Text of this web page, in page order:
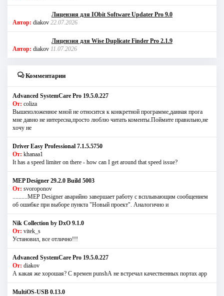
Лицензия для IObit Software Updater Pro 9.0
Автор: diakov 22.07.2026
Лицензия для Wise Duplicate Finder Pro 2.1.9
Автор: diakov 11.07.2026
Комментарии
Advanced SystemCare Pro 19.5.0.227
От: coliza
Вышеизложенное мной не относится к конкретной программе,данная прога
мне давно не интересна,просто люблю читать коменты.Поймите правильно,не
хочу не
Driver Easy Professional 7.1.5.5750
От: khanaa1
It has a speed limiter on there - how can I get around that speed issue?
MEP Designer 29.2.0 Build 5003
От: svoroponov
..........MEP Designer аварийно завершает работу с всплывающим сообщением
об ошибке при выборе пункта "Новый проект". Аналогично и
Nik Collection by DxO 9.1.0
От: vitek_s
Установил, все отлично!!!
Advanced SystemCare Pro 19.5.0.227
От: diakov
А какая же хорошая? С времен punshА не встречал качественных портах app
MultiOS-USB 0.13.0